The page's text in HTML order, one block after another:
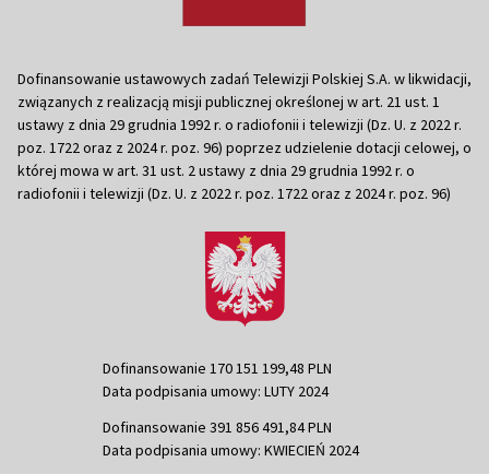
Dofinansowanie ustawowych zadań Telewizji Polskiej S.A. w likwidacji,
związanych z realizacją misji publicznej określonej w art. 21 ust. 1
ustawy z dnia 29 grudnia 1992 r. o radiofonii i telewizji (Dz. U. z 2022 r.
poz. 1722 oraz z 2024 r. poz. 96) poprzez udzielenie dotacji celowej, o
której mowa w art. 31 ust. 2 ustawy z dnia 29 grudnia 1992 r. o
radiofonii i telewizji (Dz. U. z 2022 r. poz. 1722 oraz z 2024 r. poz. 96)
Dofinansowanie 170 151 199,48 PLN
Data podpisania umowy: LUTY 2024
Dofinansowanie 391 856 491,84 PLN
Data podpisania umowy: KWIECIEŃ 2024